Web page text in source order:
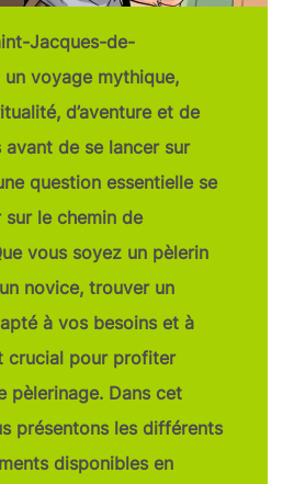
Jacques-de-
voyage mythique,
d’aventure et de
avant de se lancer sur
question essentielle se
le chemin de
vous soyez un pèlerin
novice, trouver un
à vos besoins et à
crucial pour profiter
pèlerinage. Dans cet
présentons les différents
disponibles en